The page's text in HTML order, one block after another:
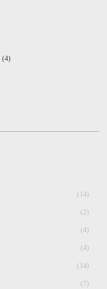
(4)
(14)
(2)
(4)
(4)
(14)
(7)